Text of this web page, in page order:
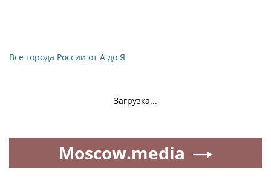
Все города России от А до Я
Загрузка...
Moscow.media